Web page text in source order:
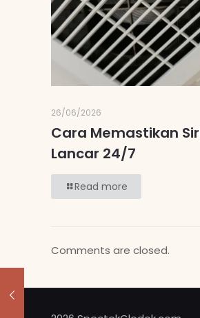
26/06/2026
Cara Memastikan
Lancar 24/7
Read more
Comments are closed.